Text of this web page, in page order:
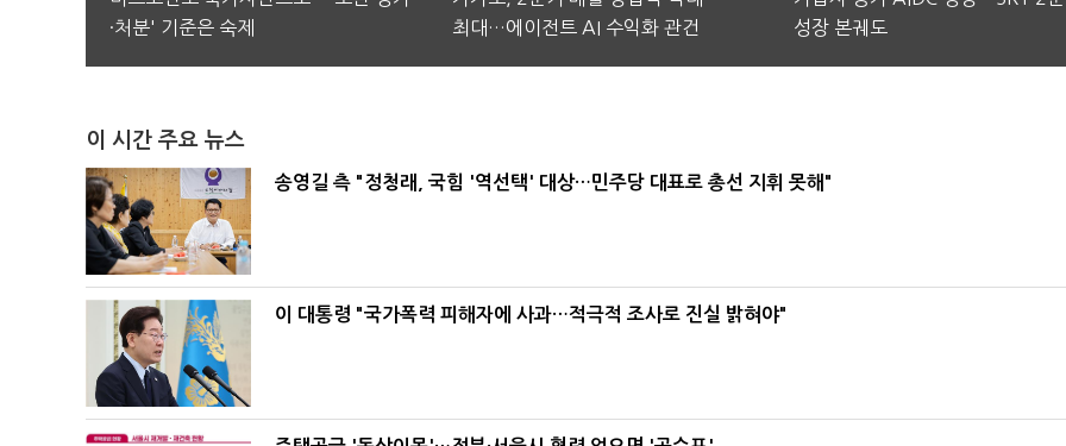
·처분' 기준은 숙제
최대…에이전트 AI 수익화 관건
성장 본궤도
이 시간 주요 뉴스
송영길 측 "정청래, 국힘 '역선택' 대상…민주당 대표로 총선 지휘 못해"
이 대통령 "국가폭력 피해자에 사과…적극적 조사로 진실 밝혀야"